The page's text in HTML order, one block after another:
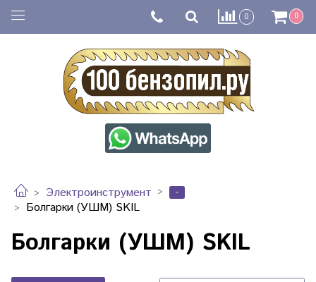
0 0
Электроинструмент
-
Болгарки (УШМ) SKIL
Болгарки (УШМ) SKIL